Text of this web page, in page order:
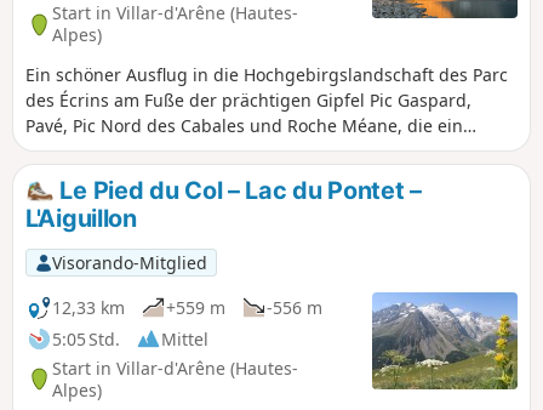
Start in Villar-d'Arêne (Hautes-
Alpes)
Ein schöner Ausflug in die Hochgebirgslandschaft des Parc
des Écrins am Fuße der prächtigen Gipfel Pic Gaspard,
Pavé, Pic Nord des Cabales und Roche Méane, die ein
herrliches Kar bilden.
Le Pied du Col – Lac du Pontet –
L'Aiguillon
Visorando-Mitglied
12,33 km
+559 m
-556 m
5:05 Std.
Mittel
Start in Villar-d'Arêne (Hautes-
Alpes)